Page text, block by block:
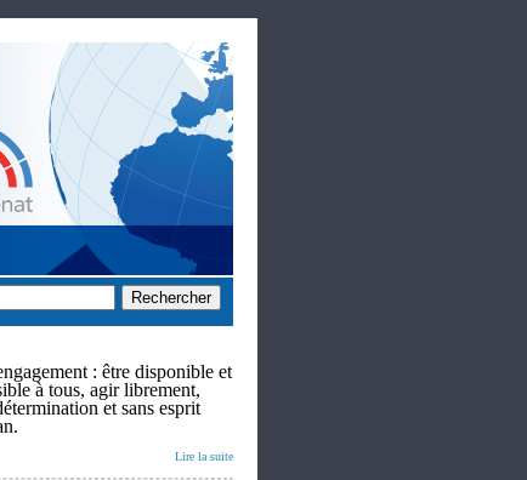
: être disponible et
à tous, agir librement,
et sans esprit
Lire la suite